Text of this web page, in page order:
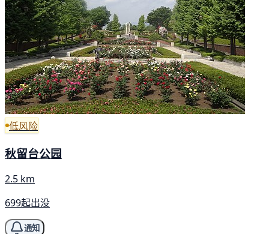
低风险
秋留台公园
2.5 km
699起出没
通知